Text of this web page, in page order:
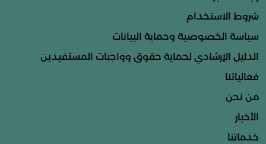
شروط الاستخدام
سياسة الخصوصية وحماية البيانات
الدليل الإرشادي لحماية حقوق وواجبات المستفيدين
فعالياتنا
من نحن
الأخبار
خدماتنا